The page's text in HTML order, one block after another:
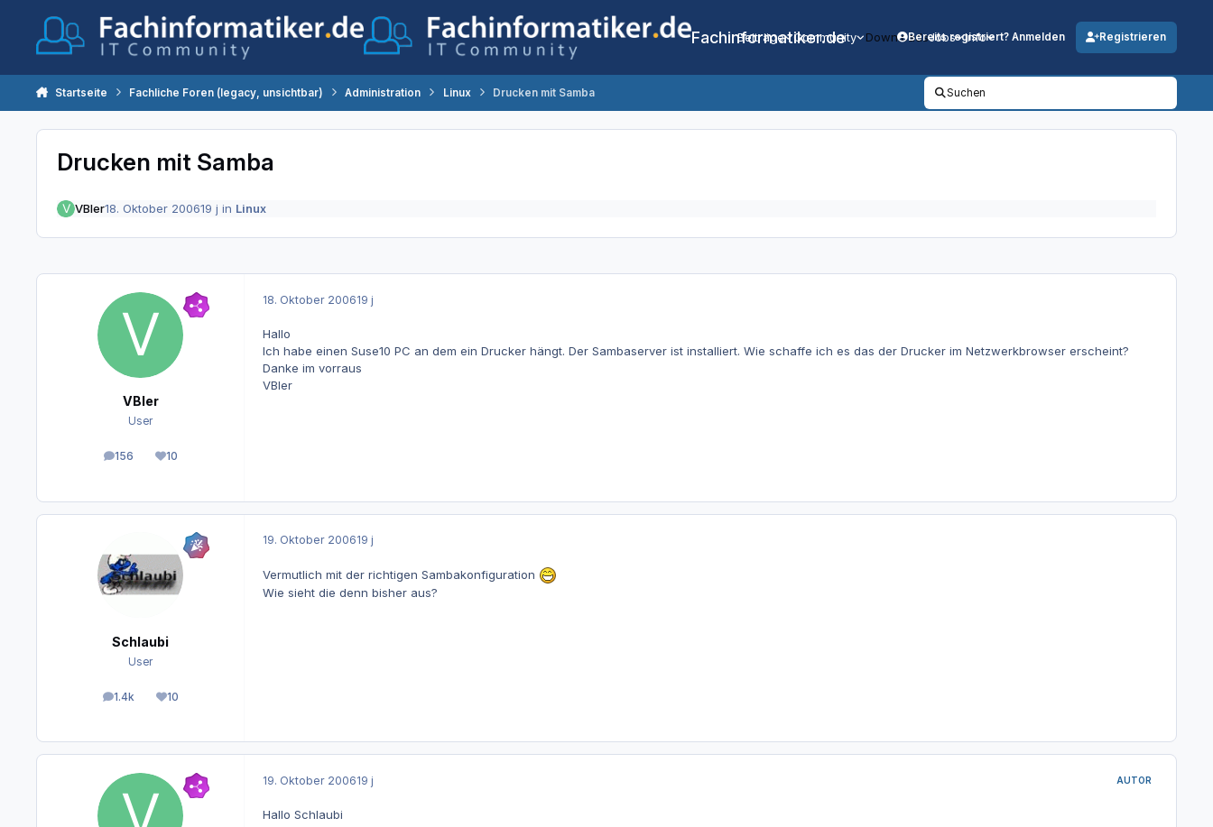
Fachinformatiker.de
Beiträge Community DownloadsJobs Info
Bereits registriert? Anmelden Registrieren
Startseite Fachliche Foren (legacy, unsichtbar) Administration Linux Drucken mit Samba Suchen
Drucken mit Samba
VBler18. Oktober 200619 j in Linux
VBler
User
156
Beiträge 10
Reputation
18. Oktober 200619 j
Hallo
Ich habe einen Suse10 PC an dem ein Drucker hängt. Der Sambaserver ist installiert. Wie schaffe ich es das der Drucker im Netzwerkbrowser erscheint?
Danke im vorraus
VBler
Schlaubi
User
1.4k
Beiträge 10
Reputation
19. Oktober 200619 j
Vermutlich mit der richtigen Sambakonfiguration
Wie sieht die denn bisher aus?
19. Oktober 200619 j AUTOR
Hallo Schlaubi